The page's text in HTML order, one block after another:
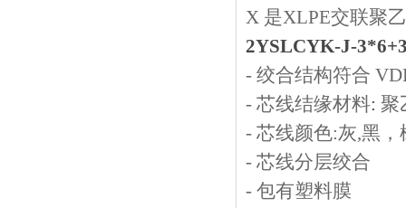
X 是XLPE交联聚
2YSLCYK-J-
- 绞合结构符合
- 芯线结缘材料: 聚
- 芯线颜色:灰,黑
- 芯线分层绞合
- 包有塑料膜